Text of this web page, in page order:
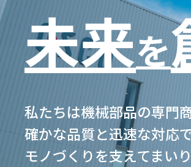
未来を
私たちは機械部品の専門
確かな品質と迅速な対応
モノづくりを支えてまいり